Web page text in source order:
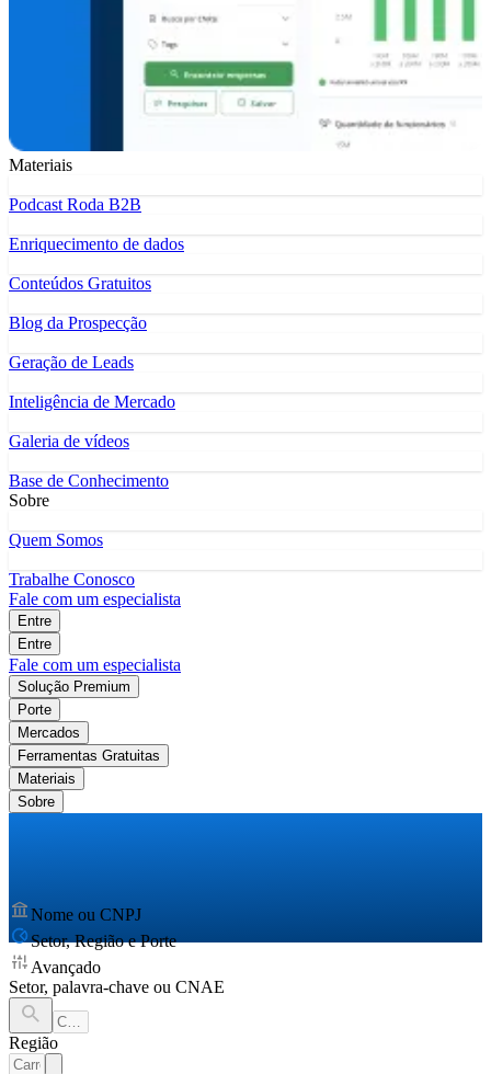
Materiais
Podcast Roda B2B
Enriquecimento de dados
Conteúdos Gratuitos
Blog da Prospecção
Geração de Leads
Inteligência de Mercado
Galeria de vídeos
Base de Conhecimento
Sobre
Quem Somos
Trabalhe Conosco
Fale com um especialista
Entre
Entre
Fale com um especialista
Solução Premium
Porte
Mercados
Ferramentas Gratuitas
Materiais
Sobre
Nome ou CNPJ
Setor, Região e Porte
Avançado
Setor, palavra-chave ou CNAE
Região